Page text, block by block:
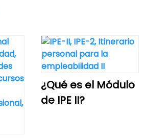
¿Qué es el Módulo
de IPE II?